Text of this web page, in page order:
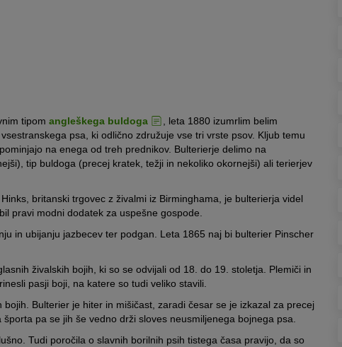
tipom angleškega buldoga
, leta 1880 izumrlim belim
psa, ki odlično združuje vse tri vrste psov. Kljub temu
na enega od treh prednikov. Bulterierje delimo na
tip buldoga (precej kratek, težji in nekoliko okornejši) ali terierjev
britanski trgovec z živalmi iz Birminghama, je bulterierja videl
pravi modni dodatek za uspešne gospode.
in ubijanju jazbecev ter podgan. Leta 1865 naj bi bulterier Pinscher
živalskih bojih, ki so se odvijali od 18. do 19. stoletja. Plemiči in
pasji boji, na katere so tudi veliko stavili.
Bulterier je hiter in mišičast, zaradi česar se je izkazal za precej
pa se jih še vedno drži sloves neusmiljenega bojnega psa.
Tudi poročila o slavnih borilnih psih tistega časa pravijo, da so